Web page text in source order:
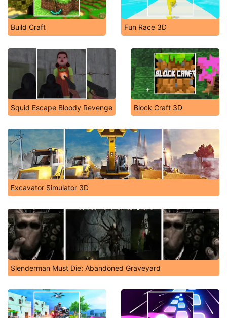
Build Craft Fun Race 3D
Squid Escape Bloody Revenge Block Craft 3D
Excavator Simulator 3D
Slenderman Must Die: Abandoned Graveyard